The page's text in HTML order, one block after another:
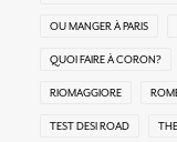
OU MANGER À PARIS
QUOI FAIRE À CORON?
RIOMAGGIORE
TEST DESI ROAD